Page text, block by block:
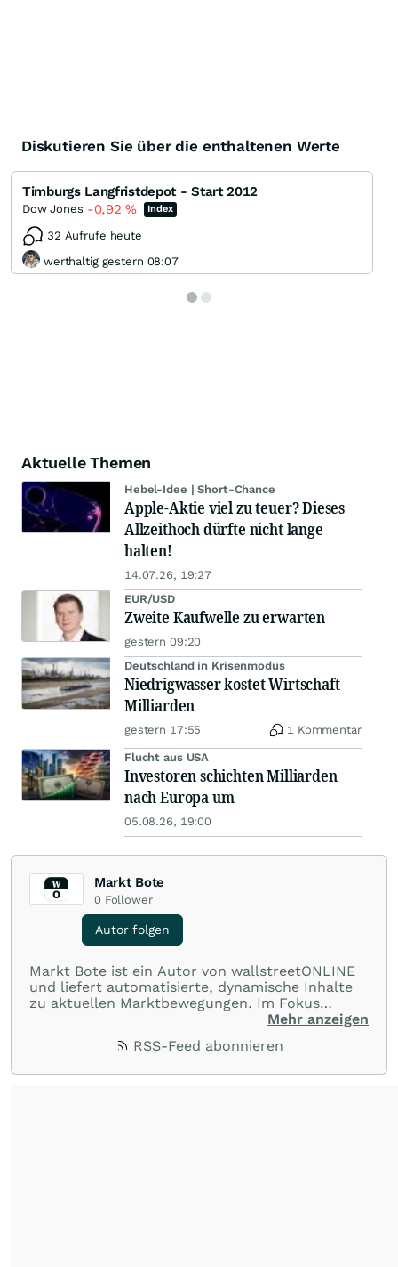
Diskutieren Sie über die enthaltenen Werte
Timburgs Langfristdepot - Start 2012
Dow Jones -0,92% Index
32 Aufrufe heute
werthaltig gestern 08:07
Aktuelle Themen
Hebel-Idee | Short-Chance
Apple-Aktie viel zu teuer? Dieses
Allzeithoch dürfte nicht lange
halten!
14.07.26, 19:27
EUR/USD
Zweite Kaufwelle zu erwarten
gestern 09:20
Deutschland in Krisenmodus
Niedrigwasser kostet Wirtschaft
Milliarden
gestern 17:55 1 Kommentar
Flucht aus USA
Investoren schichten Milliarden
nach Europa um
05.08.26, 19:00
Markt Bote
0 Follower
Autor folgen
Markt Bote ist ein Autor von wallstreetONLINE
und liefert automatisierte, dynamische Inhalte
zu aktuellen Marktbewegungen. Im Fokus
stehen Tops und Flops, Branchentrends und
Rohstoffe oder Krypto – die Beiträge sind kurz,
Mehr anzeigen
RSS-Feed abonnieren